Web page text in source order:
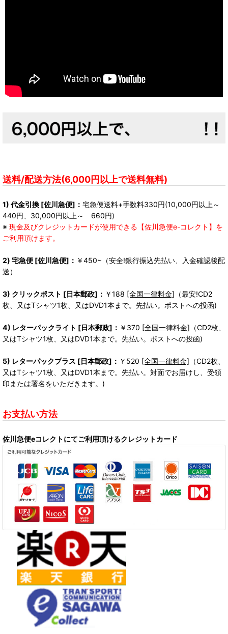
送料/配送方法(6,000円以上で送料無料)
1) 代金引換 [佐川急便]： 宅急便送料+手数料330円(10,000円以上～
440円、30,000円以上～ 660円)
※ 現金及びクレジットカードが使用できる【佐川急便e-コレクト】を
ご利用頂けます。
2) 宅急便 [佐川急便]： ￥450~（安全!銀行振込先払い、入金確認後配
送）
3) クリックポスト [日本郵政]： ￥188 [全国一律料金] （最安!CD2
枚、又はTシャツ1枚、又はDVD1本まで。先払い。ポストへの投函)
4) レターパックライト [日本郵政]： ￥370 [全国一律料金] （CD2枚、
又はTシャツ1枚、又はDVD1本まで。先払い。ポストへの投函)
5) レターパックプラス [日本郵政]： ￥520 [全国一律料金] （CD2枚、
又はTシャツ1枚、又はDVD1本まで。先払い。対面でお届けし、受領
印または署名をいただきます。)
お支払い方法
佐川急便eコレクトにてご利用頂けるクレジットカード